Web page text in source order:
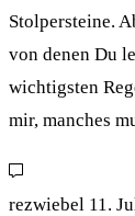
Stolpersteine.
von denen Du
wichtigsten
mir, manches
rezwiebel 11.